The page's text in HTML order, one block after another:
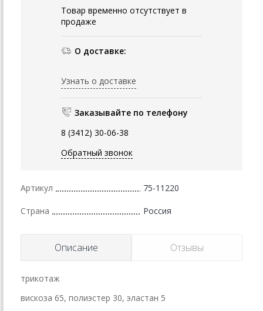
Товар временно отсутствует в
продаже
О доставке:
Узнать о доставке
Заказывайте по телефону
8 (3412) 30-06-38
Обратный звонок
Артикул 75-11220
Страна Россия
Описание Отзывы
трикотаж
вискоза 65, полиэстер 30, эластан 5